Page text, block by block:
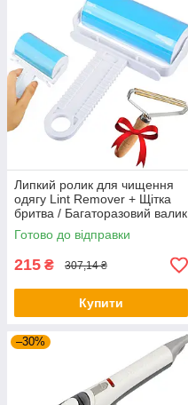
Липкий ролик для чищення
одягу Lint Remover + Щітка
бритва / Багаторазовий валик
для видалення вовни
Готово до відправки
215 ₴ 307,14 ₴
Купити
–30%